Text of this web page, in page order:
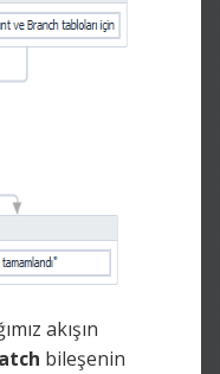
akışın
bileşenin